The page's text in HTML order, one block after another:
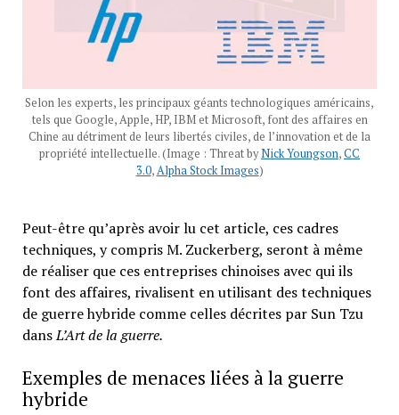
Selon les experts, les principaux géants technologiques américains,
tels que Google, Apple, HP, IBM et Microsoft, font des affaires en
Chine au détriment de leurs libertés civiles, de l’innovation et de la
propriété intellectuelle. (Image : Threat byNick Youngson,CC
3.0,Alpha Stock Images)
Peut-être qu’après avoir lu cet article, ces cadres
techniques, y compris M. Zuckerberg, seront à même
de réaliser que ces entreprises chinoises avec qui ils
font des affaires, rivalisent en utilisant des techniques
de guerre hybride comme celles décrites par Sun Tzu
dansL’Art de la guerre.
Exemples de menaces liées à la guerre
hybride